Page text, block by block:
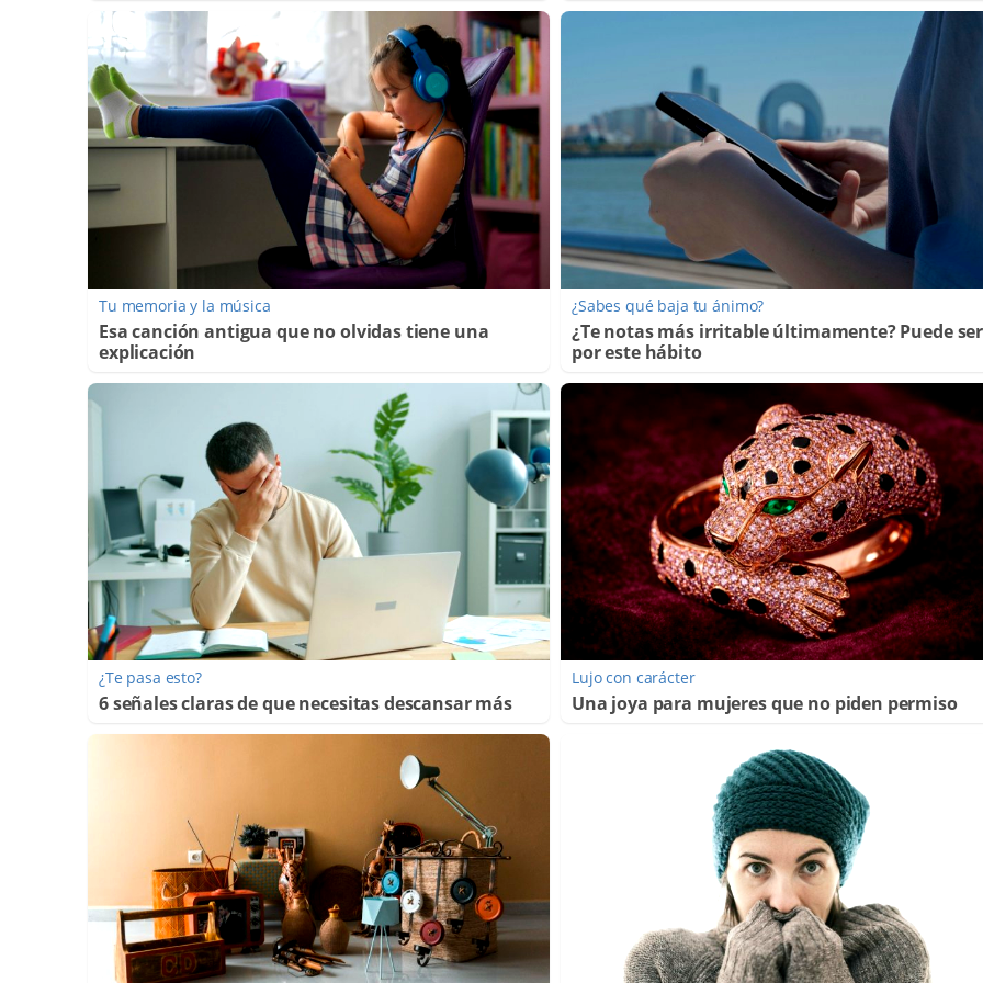
Tu memoria y la música
Esa canción antigua que no olvidas tiene una
explicación
¿Sabes qué baja tu ánimo?
¿Te notas más irritable últimamente? Puede ser
por este hábito
¿Te pasa esto?
6 señales claras de que necesitas descansar más
Lujo con carácter
Una joya para mujeres que no piden permiso